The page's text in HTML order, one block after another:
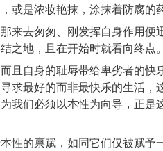
或是浓妆艳抹，涂抹着防腐的
去匆匆、刚发挥自身作用便
之地，且在开始时就看向终点。
且自身的耻辱带给卑劣者的快
求最好的而非最快乐的生活，
我们必须以本性为向导，正是
性的禀赋，如同它们仅被赋予